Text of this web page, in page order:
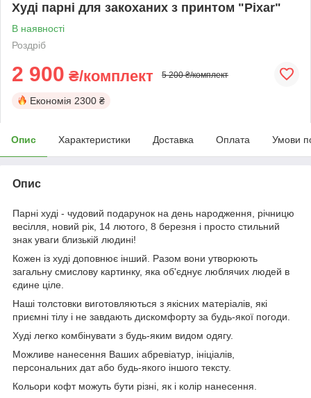
Худі парні для закоханих з принтом "Pixar"
В наявності
Роздріб
2 900 ₴/комплект 5 200 ₴/комплект
Економія 2300 ₴
Опис Характеристики Доставка Оплата Умови
Опис
Парні худі - чудовий подарунок на день народження, річницю
весілля, новий рік, 14 лютого, 8 березня і просто стильний
знак уваги близькій людині!
Кожен із худі доповнює інший. Разом вони утворюють
загальну смислову картинку, яка об'єднує люблячих людей в
єдине ціле.
Наші толстовки виготовляються з якісних матеріалів, які
приємні тілу і не завдають дискомфорту за будь-якої погоди.
Худі легко комбінувати з будь-яким видом одягу.
Можливе нанесення Ваших абревіатур, ініціалів,
персональних дат або будь-якого іншого тексту.
Кольори кофт можуть бути різні, як і колір нанесення.